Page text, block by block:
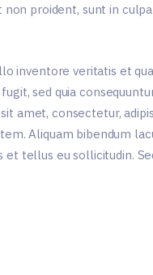
proident, sunt in
inventore veritatis et
sed quia
amet, consectetur,
Aliquam bibendum
et tellus eu sollicitudin.